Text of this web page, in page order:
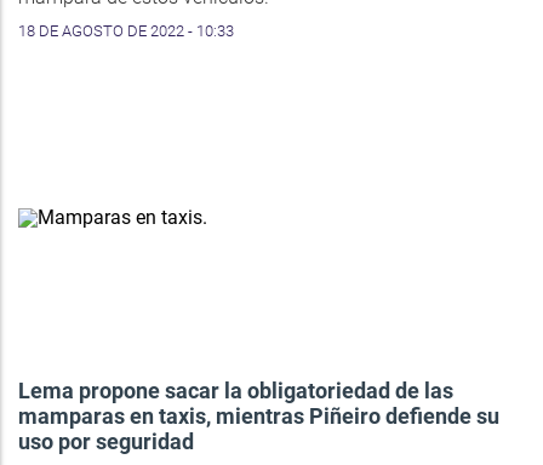
18 DE AGOSTO DE 2022 - 10:33
Lema propone sacar la obligatoriedad de las
mamparas en taxis, mientras Piñeiro defiende su
uso por seguridad